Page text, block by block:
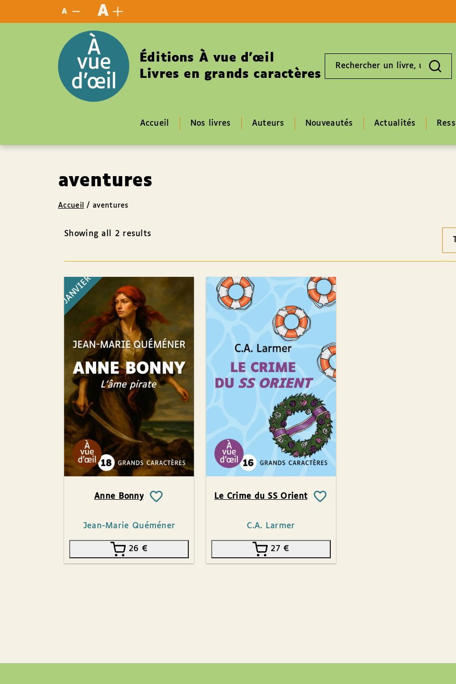
A A
Éditions À vue d’œil
Livres en grands caractères livre,
Accueil Nos livres Auteurs Nouveautés Actualités
aventures
Accueil /aventures
Showing all 2 results
JANVIER
Anne Bonny
Jean-Marie Quéméner
26 €
Le Crime du SS Orient
C.A. Larmer
27€
Panneau de gestion des cookies